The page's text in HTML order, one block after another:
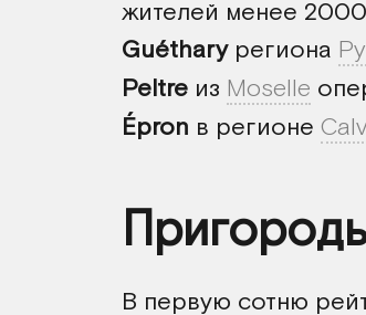
жителей менее
Guétharyрегиона
Peltre из Moselle
Épron в регионе
В первую сотню